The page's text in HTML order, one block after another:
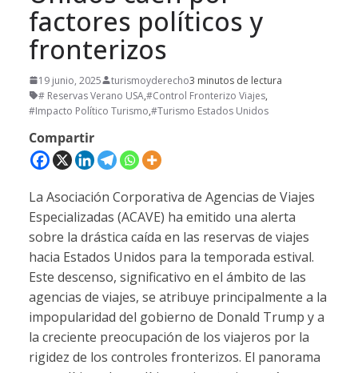
factores políticos y
fronterizos
19 junio, 2025 turismoyderecho3 minutos de lectura
# Reservas Verano USA,#Control Fronterizo Viajes,
#Impacto Político Turismo,#Turismo Estados Unidos
Compartir
La Asociación Corporativa de Agencias de Viajes
Especializadas (ACAVE) ha emitido una alerta
sobre la drástica caída en las reservas de viajes
hacia Estados Unidos para la temporada estival.
Este descenso, significativo en el ámbito de las
agencias de viajes, se atribuye principalmente a la
impopularidad del gobierno de Donald Trump y a
la creciente preocupación de los viajeros por la
rigidez de los controles fronterizos. El panorama